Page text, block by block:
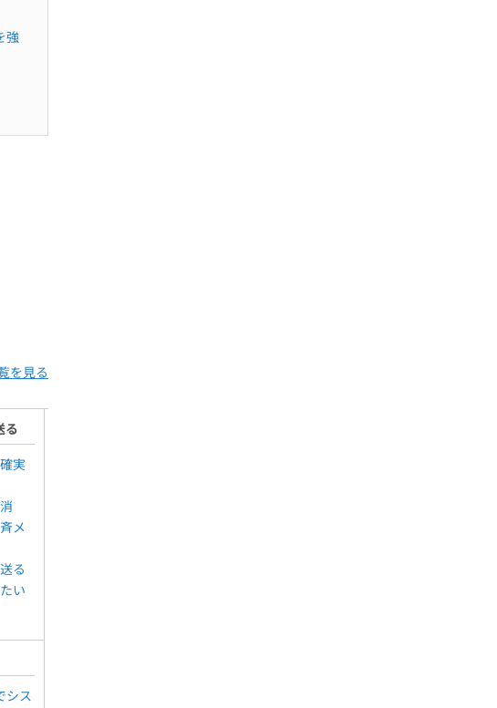
強
を見る
る
実
メ
る
い
シス